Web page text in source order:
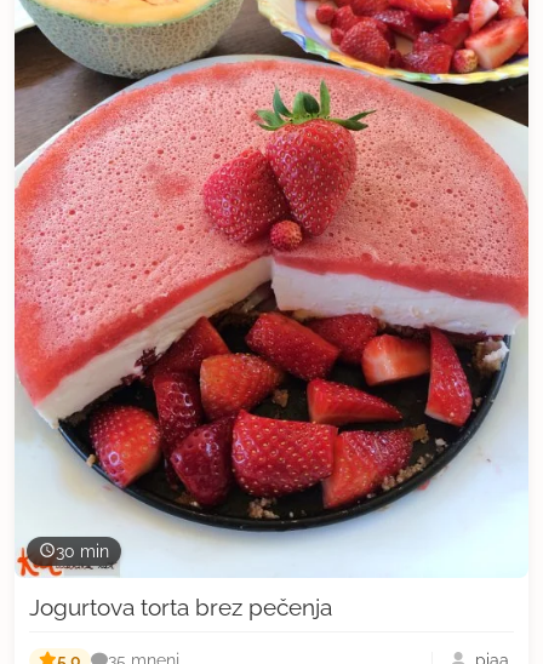
30 min
Jogurtova torta brez pečenja
5,0 35 mnenj piaa